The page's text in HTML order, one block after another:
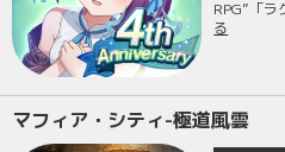
RPG”「
る
マフィア・シティ-極道風雲